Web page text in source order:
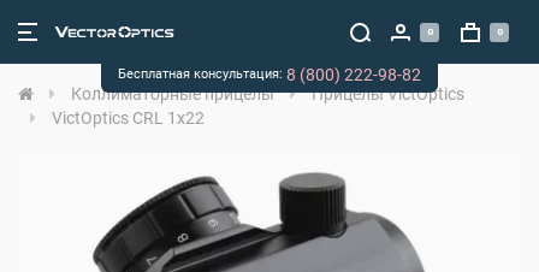
0 0
Коллиматорные прицелы
Прицелы VictOptics
VictOptics CRL 1x22
Бесплатная консультация: 8 (800) 222-98-82